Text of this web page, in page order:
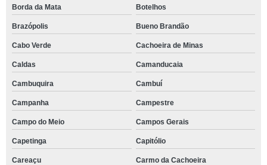
Borda da Mata Botelhos
Brazópolis Bueno Brandão
Cabo Verde Cachoeira de Minas
Caldas Camanducaia
Cambuquira Cambuí
Campanha Campestre
Campo do Meio Campos Gerais
Capetinga Capitólio
Careaçu Carmo da Cachoeira